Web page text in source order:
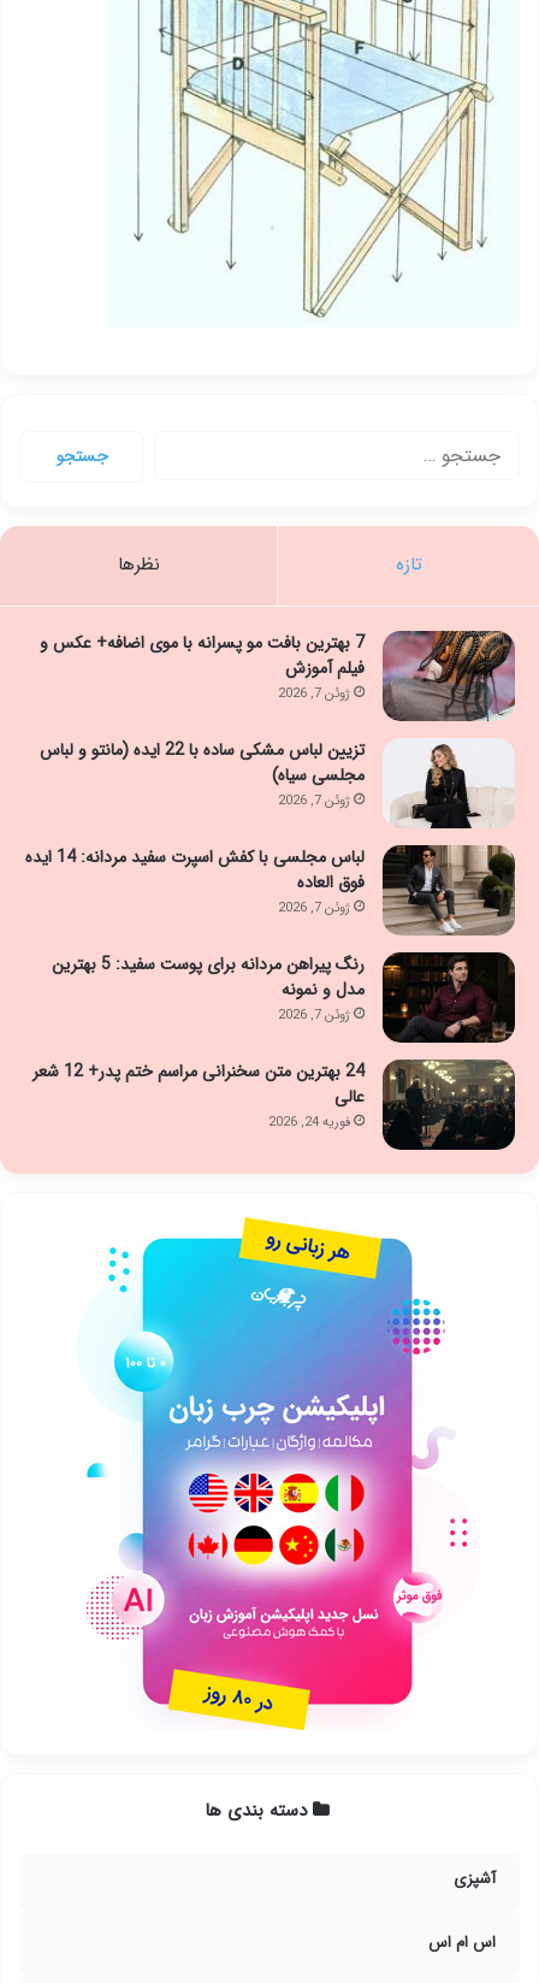
تازه نظرها
7 بهترین بافت مو پسرانه با موی اضافه+ عکس و
فیلم آموزش
ژوئن 7, 2026
تزیین لباس مشکی ساده با 22 ایده (مانتو و لباس
مجلسی سیاه)
ژوئن 7, 2026
لباس مجلسی با کفش اسپرت سفید مردانه: 14 ایده
فوق العاده
ژوئن 7, 2026
رنگ پیراهن مردانه برای پوست سفید: 5 بهترین
مدل و نمونه
ژوئن 7, 2026
24 بهترین متن سخنرانی مراسم ختم پدر+ 12 شعر
عالی
فوریه 24, 2026
دسته بندی ها
آشپزی
اس ام اس